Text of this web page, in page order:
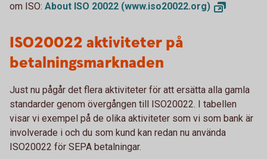
om ISO: About ISO 20022 (www.iso20022.org)
ISO20022 aktiviteter på
betalningsmarknaden
Just nu pågår det flera aktiviteter för att ersätta alla gamla
standarder genom övergången till ISO20022. I tabellen
visar vi exempel på de olika aktiviteter som vi som bank är
involverade i och du som kund kan redan nu använda
ISO20022 för SEPA betalningar.